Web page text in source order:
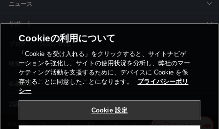
ニュース
サポート
siyaku-blog
取扱いメーカー
事業所一覧
利用規約 プライバシーポリシー コーポレートサイト Cookie設定
Cookieの利用について
「Cookie を受け入れる」をクリックすると、サイトナビゲ
ーションを強化し、サイトの使用状況を分析し、弊社のマー
ケティング活動を支援するために、デバイスに Cookie を保
存することに同意したことになります。
プライバシーポリ
シー
Cookie 設定